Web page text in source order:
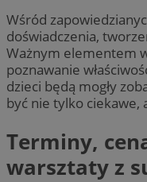
Wśród
doświadczenia,
Ważnym elementem
poznawanie
dzieci będą mogły
być nie tylko ciekawe,
Terminy,
warsztaty z